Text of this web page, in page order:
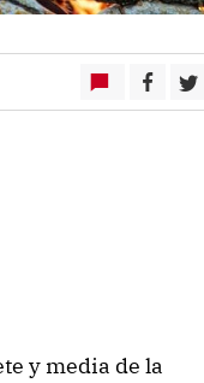
y media de la